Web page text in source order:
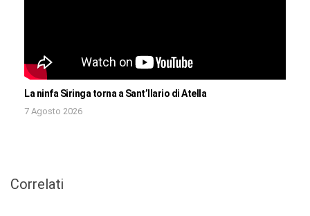
La ninfa Siringa torna a Sant’Ilario di Atella
7 Agosto 2026
Correlati